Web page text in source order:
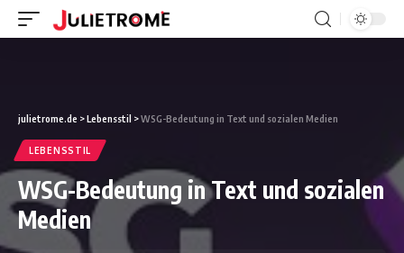
julietrome.de >Lebensstil >WSG-Bedeutung in Text und sozialen Medien
LEBENSSTIL
WSG-Bedeutung in Text und sozialen
Medien